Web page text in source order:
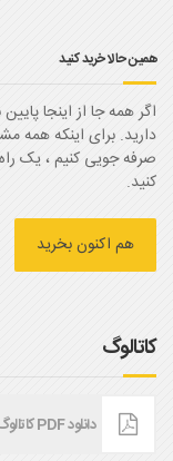
همین حالا خرید کنید
اگر همه جا از اینجا
دارید. برای اینکه همه
صرفه جویی کنیم ، یک
کنید.
هم اکنون بخرید
کاتالوگ
دانلود PDF کاتالوگ